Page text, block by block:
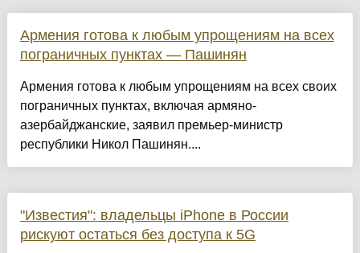
Армения готова к любым упрощениям на всех
пограничных пунктах — Пашинян
Армения готова к любым упрощениям на всех своих
пограничных пунктах, включая армяно-
азербайджанские, заявил премьер-министр
республики Никол Пашинян....
"Известия": владельцы iPhone в России
рискуют остаться без доступа к 5G